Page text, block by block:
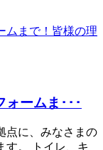
ォームま･･･
点に、みなさまの
す。 トイレ、キ